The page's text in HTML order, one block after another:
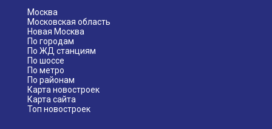
Москва
Московская область
Новая Москва
По городам
По ЖД станциям
По шоссе
По метро
По районам
Карта новостроек
Карта сайта
Топ новостроек